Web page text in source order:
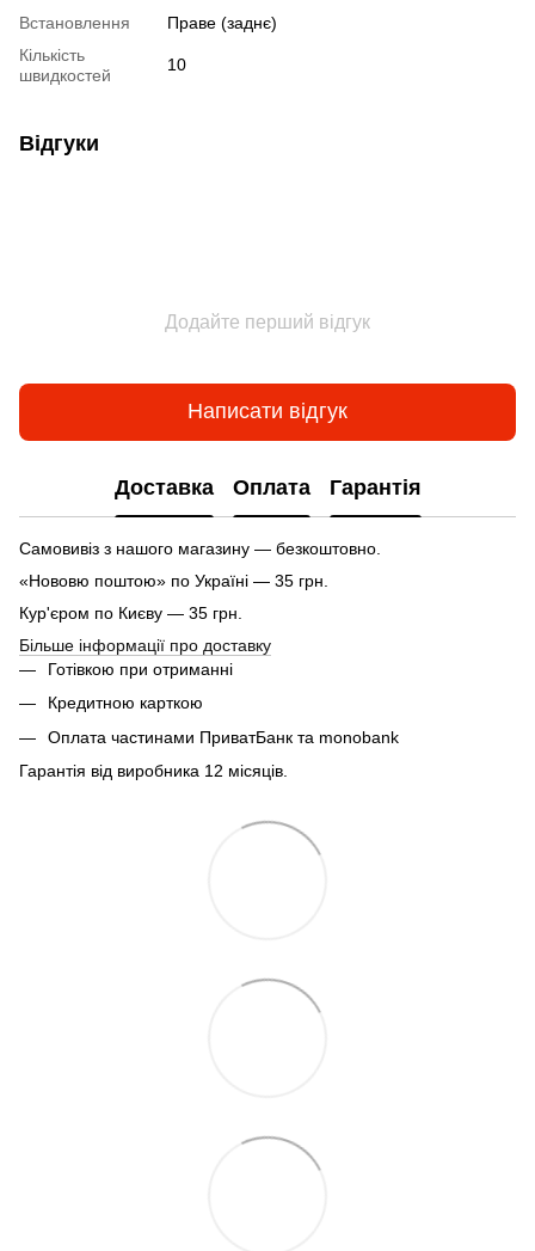
Встановлення
Праве (заднє)
Кількість
швидкостей
10
Відгуки
Додайте перший відгук
Написати відгук
Доставка Оплата Гарантія
Самовивіз з нашого магазину — безкоштовно.
«Нововю поштою» по Україні — 35 грн.
Кур'єром по Києву — 35 грн.
Більше інформації про доставку
Готівкою при отриманні
Кредитною карткою
Оплата частинами ПриватБанк та monobank
Гарантія від виробника 12 місяців.